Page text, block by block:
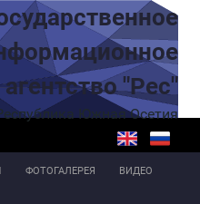
агентство "Рес"
Южная Осетия
ФОТОГАЛЕРЕЯ ВИДЕО